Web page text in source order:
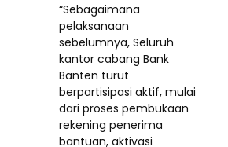
“Sebagaimana
pelaksanaan
sebelumnya, Seluruh
kantor cabang Bank
Banten turut
berpartisipasi aktif, mulai
dari proses pembukaan
rekening penerima
bantuan, aktivasi